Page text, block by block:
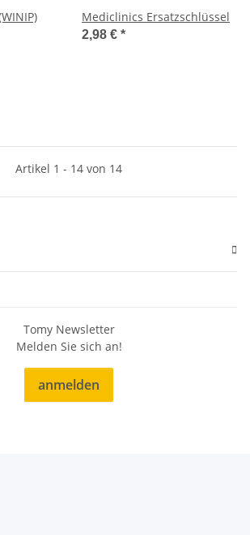
Mediclinics Ersatzschlüssel
2,98 € *
Artikel 1 - 14 von 14
Tomy Newsletter
Melden Sie sich an!
anmelden